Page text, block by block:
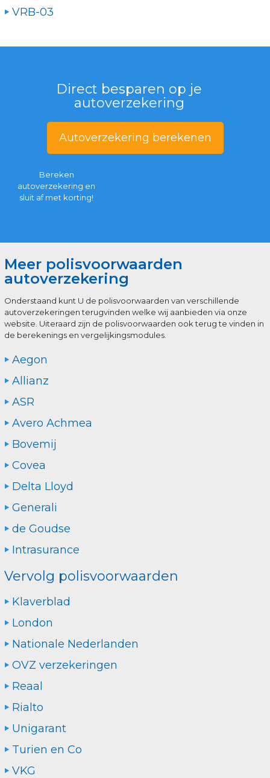
VRB-03
Direct besparen op je
autoverzekering
Autoverzekering berekenen
Bereken
autoverzekering en
sluit af met korting!
Meer polisvoorwaarden
autoverzekering
Onderstaand kunt U de polisvoorwaarden van verschillende
autoverzekeringen terugvinden welke wij aanbieden via onze
website. Uiteraard zijn de polisvoorwaarden ook terug te vinden in
de berekenings en vergelijkingsmodules.
Aegon
Allianz
ASR
Avero Achmea
Bovemij
Covea
Delta Lloyd
Generali
de Goudse
Intrasurance
Vervolg polisvoorwaarden
Klaverblad
London
Nationale Nederlanden
OVZ verzekeringen
Reaal
Rialto
Unigarant
Turien en Co
VKG